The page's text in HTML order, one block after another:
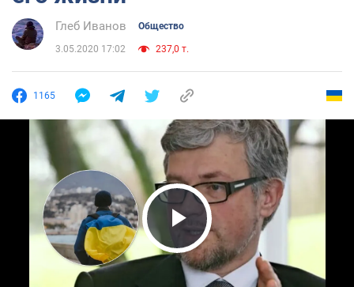
Глеб Иванов Общество
3.05.2020 17:02 237,0 т.
1165
Play Video